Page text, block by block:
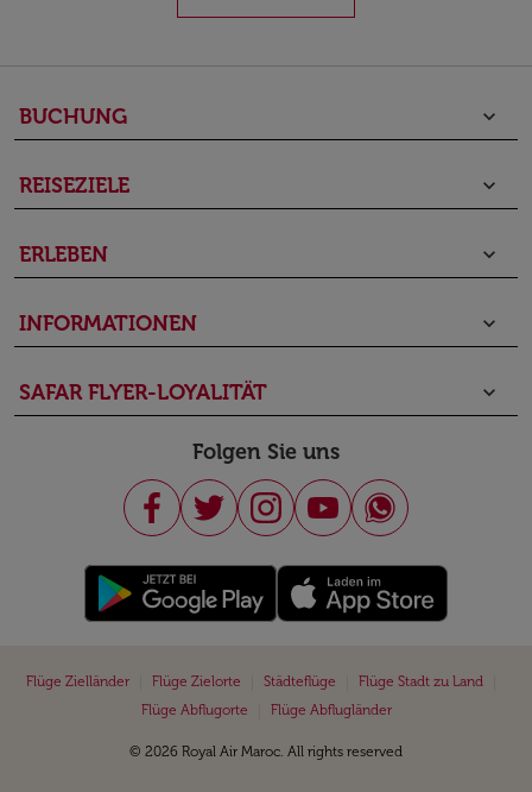
BUCHUNG keyboard_arrow_down
REISEZIELE keyboard_arrow_down
ERLEBEN keyboard_arrow_down
INFORMATIONEN keyboard_arrow_down
SAFAR FLYER-LOYALITÄT keyboard_arrow_down
Folgen Sie uns
Flüge Zielländer Flüge Zielorte Städteflüge Flüge Stadt zu Land
Flüge Abflugorte
Flüge Abflugländer
© 2026 Royal Air Maroc. All rights reserved